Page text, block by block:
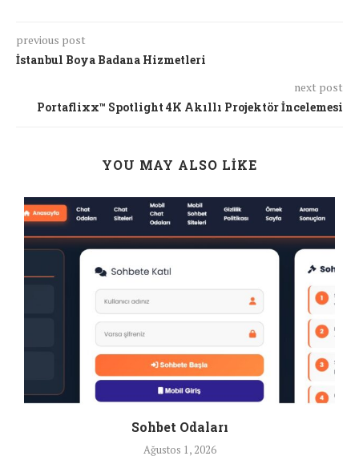
previous post
İstanbul Boya Badana Hizmetleri
next post
Portaflixx™ Spotlight 4K Akıllı Projektör İncelemesi
YOU MAY ALSO LIKE
Sohbet Odaları
Ağustos 1, 2026